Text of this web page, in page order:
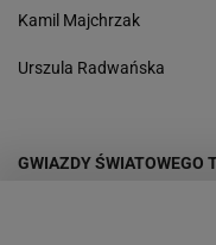
Kamil Majchrzak
Urszula Radwańska
GWIAZDY ŚWIATOWEGO